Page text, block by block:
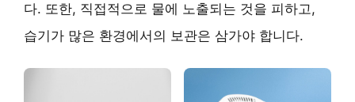
다. 또한, 직접적으로 물에 노출되는 것을 피하고,
습기가 많은 환경에서의 보관은 삼가야 합니다.